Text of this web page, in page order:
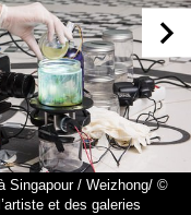
Singapour / Weizhong/ ©
et des galeries